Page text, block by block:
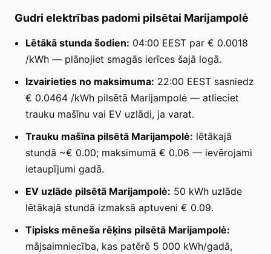
Gudri elektrības padomi pilsētai Marijampolė
Lētākā stunda šodien: 04:00 EEST par € 0.0018
/kWh — plānojiet smagās ierīces šajā logā.
Izvairieties no maksimuma: 22:00 EEST sasniedz
€ 0.0464 /kWh pilsētā Marijampolė — atlieciet
trauku mašīnu vai EV uzlādi, ja varat.
Trauku mašīna pilsētā Marijampolė: lētākajā
stundā ~€ 0.00; maksimumā € 0.06 — ievērojami
ietaupījumi gadā.
EV uzlāde pilsētā Marijampolė: 50 kWh uzlāde
lētākajā stundā izmaksā aptuveni € 0.09.
Tipisks mēneša rēķins pilsētā Marijampolė:
mājsaimniecība, kas patērē 5 000 kWh/gadā,